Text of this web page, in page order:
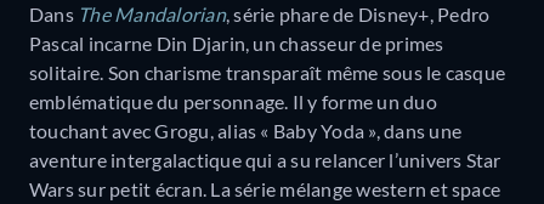
Dans The Mandalorian, série phare de Disney+, Pedro
Pascal incarne Din Djarin, un chasseur de primes
solitaire. Son charisme transparaît même sous le casque
emblématique du personnage. Il y forme un duo
touchant avec Grogu, alias « Baby Yoda », dans une
aventure intergalactique qui a su relancer l’univers Star
Wars sur petit écran. La série mélange western et space